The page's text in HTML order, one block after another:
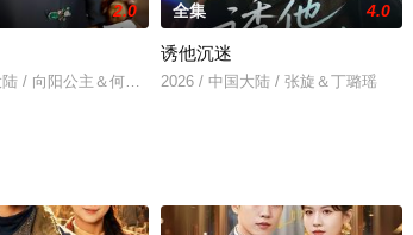
2.0
/ 向阳公主＆何佳妮
全集 4.0
诱他沉迷
2026 / 中国大陆 / 张旋＆丁璐瑶